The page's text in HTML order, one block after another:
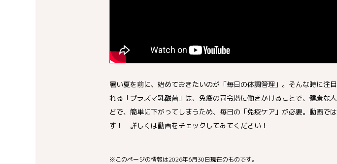
暑い夏を前に、始めておきたいのが「毎日の体調管理」。そんな時に注
れる「プラズマ乳酸菌」は、免疫の司令塔に働きかけることで、健康な
どで、簡単に下がってしまうため、毎日の「免疫ケア」が必要。動画
す！ 詳しくは動画をチェックしてみてください！
※このページの情報は2026年6月30日現在のものです。